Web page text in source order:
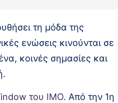
τη μόδα της
ενώσεις κινούνται σε
κοινές σημασίες και
του IMO. Από την 1η